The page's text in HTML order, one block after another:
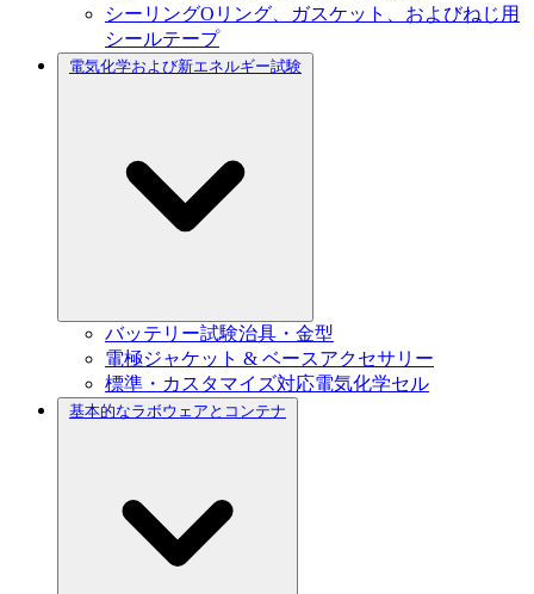
シーリングOリング、ガスケット、およびねじ用
シールテープ
電気化学および新エネルギー試験
バッテリー試験治具・金型
電極ジャケット & ベースアクセサリー
標準・カスタマイズ対応電気化学セル
基本的なラボウェアとコンテナ